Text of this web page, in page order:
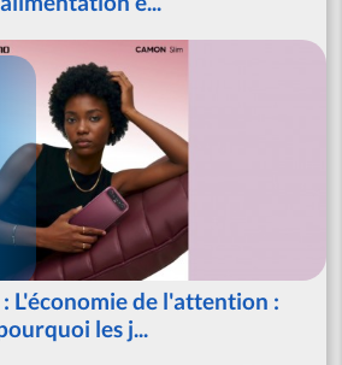
L'économie de l'attention :
les j...